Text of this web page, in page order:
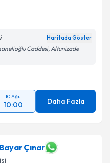
ilişkin
Aydınlatma
verilerimin belirtilen
Gönder
Haritada Göster
Caddesi, Altunizade
10 Ağu
10:00 Daha Fazla
Çınar